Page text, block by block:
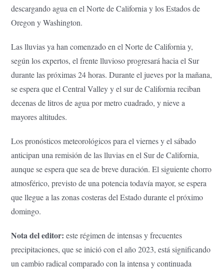
descargando agua en el Norte de California y los Estados de
Oregon y Washington.
Las lluvias ya han comenzado en el Norte de California y,
según los expertos, el frente lluvioso progresará hacia el Sur
durante las próximas 24 horas. Durante el jueves por la mañana,
se espera que el Central Valley y el sur de California reciban
decenas de litros de agua por metro cuadrado, y nieve a
mayores altitudes.
Los pronósticos meteorológicos para el viernes y el sábado
anticipan una remisión de las lluvias en el Sur de California,
aunque se espera que sea de breve duración. El siguiente chorro
atmosférico, previsto de una potencia todavía mayor, se espera
que llegue a las zonas costeras del Estado durante el próximo
domingo.
Nota del editor:este régimen de intensas y frecuentes
precipitaciones, que se inició con el año 2023, está significando
un cambio radical comparado con la intensa y continuada